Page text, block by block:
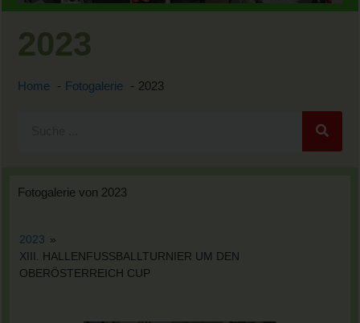
2023
Home Fotogalerie 2023
Fotogalerie von 2023
2023 »
XIII. HALLENFUSSBALLTURNIER UM DEN
OBERÖSTERREICH CUP